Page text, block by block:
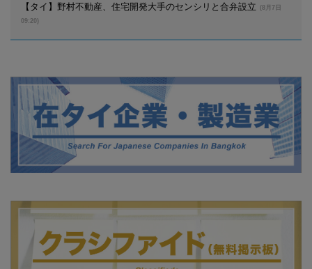
【タイ】野村不動産、住宅開発大手のセンシリと合弁設立
(8月7日
09:20)